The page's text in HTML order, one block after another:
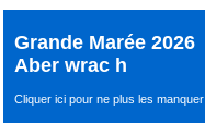
Grande Marée 2026
Aber wrac h
Cliquer ici pour ne plus les manquer